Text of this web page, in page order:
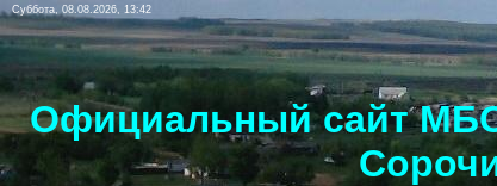
Суббота, 08.08.2026, 13:42
Официальный сайт